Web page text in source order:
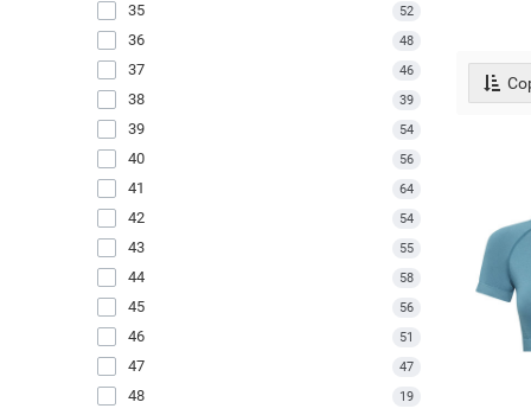
35 52
36 48
37 46
38 39
39 54
40 56
41 64
42 54
43 55
44 58
45 56
46 51
47 47
48 19